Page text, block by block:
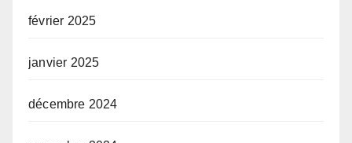
février 2025
janvier 2025
décembre 2024